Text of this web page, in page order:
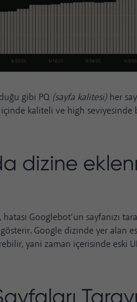
gibi PQ (sayfa kalitesi) her
kaliteli ve high
dizine
Googlebot’un sayfanızı
Google dizinde yer alan
yani zaman içerisinde eski